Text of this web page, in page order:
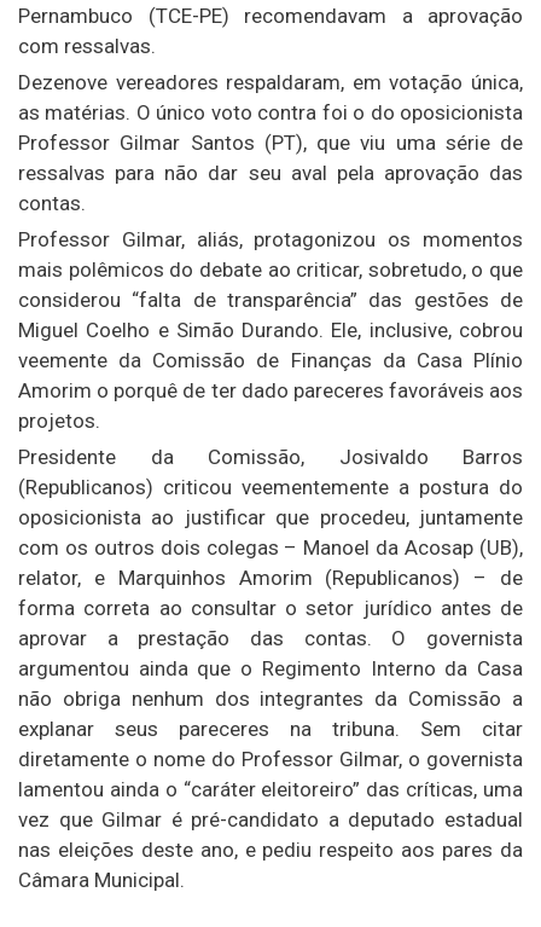
Pernambuco (TCE-PE) recomendavam a aprovação
com ressalvas.
Dezenove vereadores respaldaram, em votação única,
as matérias. O único voto contra foi o do oposicionista
Professor Gilmar Santos (PT), que viu uma série de
ressalvas para não dar seu aval pela aprovação das
contas.
Professor Gilmar, aliás, protagonizou os momentos
mais polêmicos do debate ao criticar, sobretudo, o que
considerou “falta de transparência” das gestões de
Miguel Coelho e Simão Durando. Ele, inclusive, cobrou
veemente da Comissão de Finanças da Casa Plínio
Amorim o porquê de ter dado pareceres favoráveis aos
projetos.
Presidente da Comissão, Josivaldo Barros
(Republicanos) criticou veementemente a postura do
oposicionista ao justificar que procedeu, juntamente
com os outros dois colegas – Manoel da Acosap (UB),
relator, e Marquinhos Amorim (Republicanos) – de
forma correta ao consultar o setor jurídico antes de
aprovar a prestação das contas. O governista
argumentou ainda que o Regimento Interno da Casa
não obriga nenhum dos integrantes da Comissão a
explanar seus pareceres na tribuna. Sem citar
diretamente o nome do Professor Gilmar, o governista
lamentou ainda o “caráter eleitoreiro” das críticas, uma
vez que Gilmar é pré-candidato a deputado estadual
nas eleições deste ano, e pediu respeito aos pares da
Câmara Municipal.